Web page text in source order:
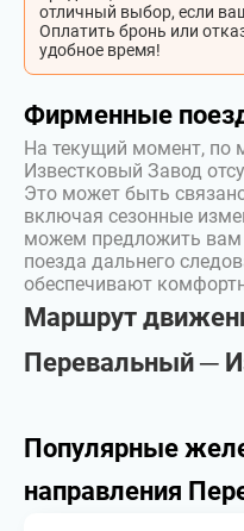
отличный выбор, если
Оплатить бронь или
удобное время!
Фирменные
На текущий момент, по
Известковый Завод
Это может быть
включая сезонные
можем предложить
поезда дальнего
обеспечивают
Маршрут
Перевальный ─
Популярные
направления